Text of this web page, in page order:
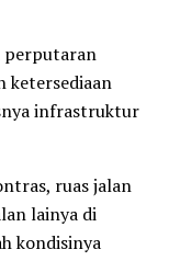
perputaran
ketersediaan
infrastruktur
ruas jalan
lainya di
kondisinya